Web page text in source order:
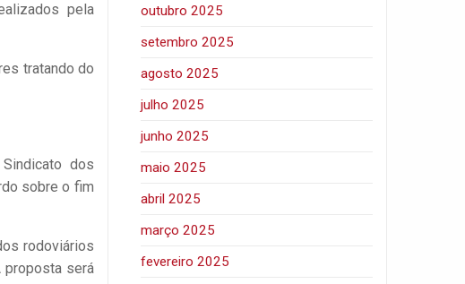
pela
tratando do
dos
sobre o fim
rodoviários
proposta será
outubro 2025
setembro 2025
agosto 2025
julho 2025
junho 2025
maio 2025
abril 2025
março 2025
fevereiro 2025